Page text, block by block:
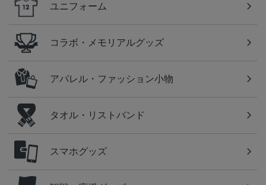
ユニフォーム
コラボ・メモリアルグッズ
アパレル・ファッション小物
タオル・リストバンド
スマホグッズ